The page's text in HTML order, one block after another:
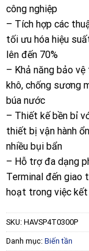
công nghiệp
– Tích hợp các
tối ưu hóa hiệu
lên đến 70%
– Khả năng bảo
khô, chống sương
búa nước
– Thiết kế bền bỉ
thiết bị vận hành
nhiều bụi bẩn
– Hỗ trợ đa dạng
Terminal đến giao
hoạt trong việc
SKU: HAVSP4T0300P
Danh mục: Biến tần